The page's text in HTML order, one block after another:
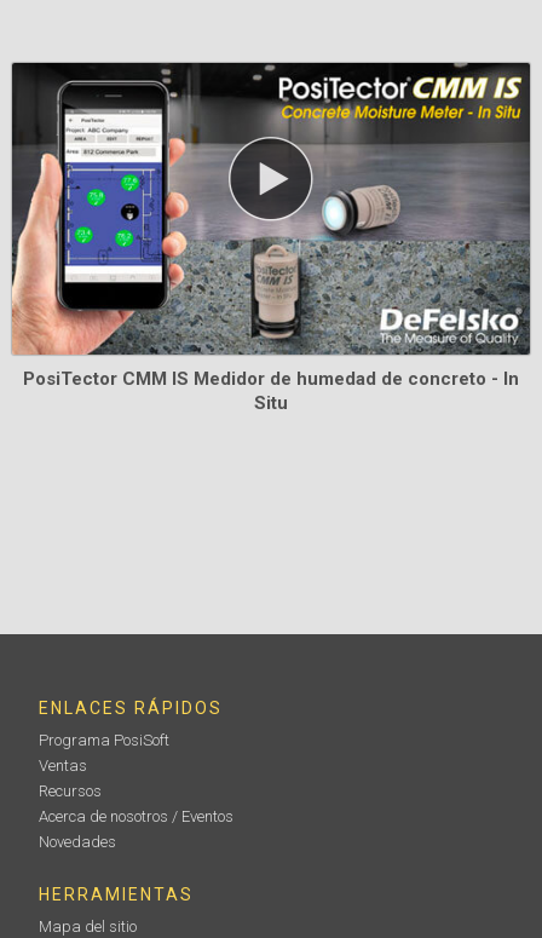
Información
Gel de acoplamiento para ultrasonidos
PosiTector CMM IS Medidor de humedad de concreto - In
Situ
ENLACES RÁPIDOS
Programa PosiSoft
Ventas
Recursos
Acerca de nosotros / Eventos
Novedades
HERRAMIENTAS
Mapa del sitio